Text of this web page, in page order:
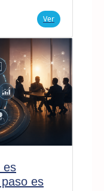
Ver
es
es